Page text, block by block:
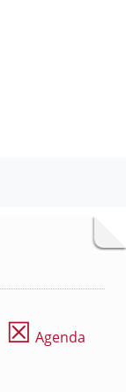
☒ Agenda